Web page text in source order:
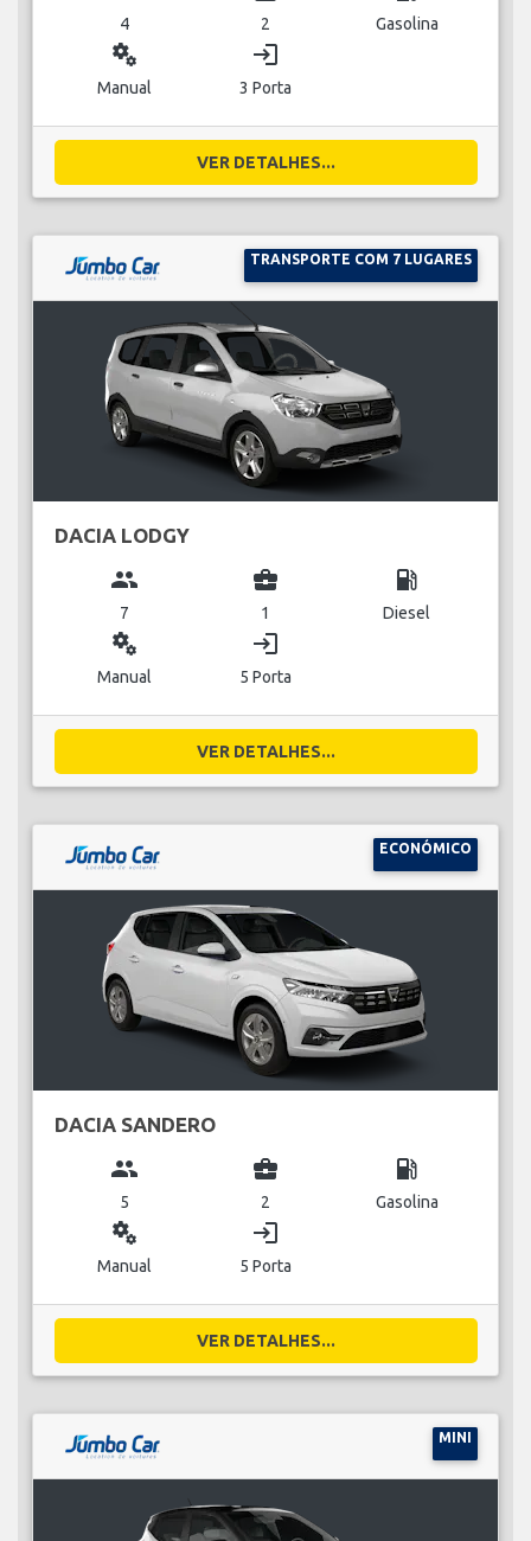
4 2 Gasolina
miscellaneous_services
Manual
login
3 Porta
VER DETALHES...
TRANSPORTE COM 7 LUGARES
DACIA LODGY
group
7
business_center
1
local_gas_station
Diesel
miscellaneous_services
Manual
login
5 Porta
VER DETALHES...
ECONÓMICO
DACIA SANDERO
group
5
business_center
2
local_gas_station
Gasolina
miscellaneous_services
Manual
login
5 Porta
VER DETALHES...
MINI